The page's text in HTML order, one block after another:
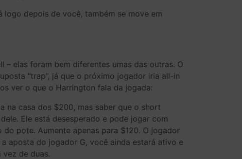
logo depois de você, também se move em
elas foram bem diferentes umas das outras. O
“trap”, já que o próximo jogador iria all-in
ver o que o Harrington fala da jogada:
na casa dos $200, mas saber que o short
Ele está desesperado e pode jogar com
pote. Aumente apenas para $120. O jogador
aposta do jogador G, você ainda estará ativo e
de duas.